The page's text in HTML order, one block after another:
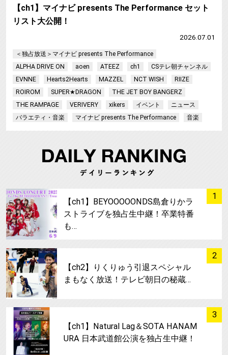
【ch1】マイナビ presents The Performance セット
リスト大公開！
2026.07.01
＜独占放送＞マイナビ presents The Performance
ALPHA DRIVE ON
aoen ATEEZ ch1
CSテレ朝チャンネル
EVNNE
Hearts2Hearts MAZZEL NCT WISH
RIIZE
ROIROM
SUPER★DRAGON
THE JET BOY BANGERZ
THE RAMPAGE
VERIVERY xikers イベント
ニュース
バラエティ・音楽
マイナビ presents The Performance 音楽
1
サムネイル
【ch1】BEYOOOOONDS島倉りかラ
ストライブを独占生中継！卒業特番
も…
2
サムネイル
【ch2】りくりゅう引退スペシャル
まもなく放送！テレビ朝日の秘蔵…
3
【ch1】Natural Lag＆SOTA HANAM
URA 日本武道館公演を独占生中継！